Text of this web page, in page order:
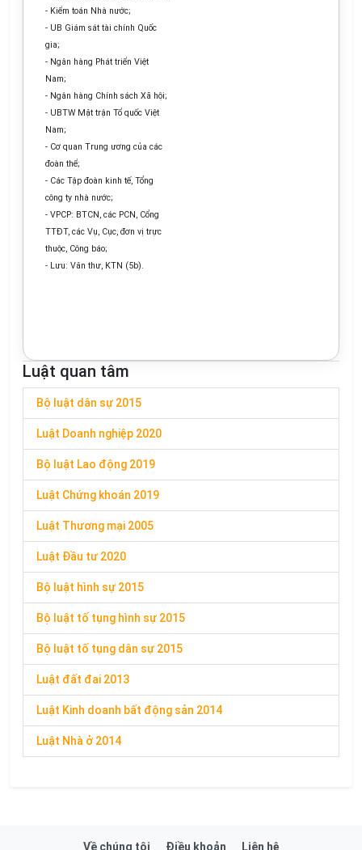
- Kiểm toán Nhà nước;
- UB Giám sát tài chính Quốc
gia;
- Ngân hàng Phát triển Việt
Nam;
- Ngân hàng Chính sách Xã hội;
- UBTW Mặt trận Tổ quốc Việt
Nam;
- Cơ quan Trung ương của các
đoàn thể;
- Các Tập đoàn kinh tế, Tổng
công ty nhà nước;
- VPCP: BTCN, các PCN, Cổng
TTĐT, các Vụ, Cục, đơn vị trực
thuộc, Công báo;
- Lưu: Văn thư, KTN (5b).
Luật quan tâm
Bộ luật dân sự 2015
Luật Doanh nghiệp 2020
Bộ luật Lao động 2019
Luật Chứng khoán 2019
Luật Thương mại 2005
Luật Đầu tư 2020
Bộ luật hình sự 2015
Bộ luật tố tụng hình sự 2015
Bộ luật tố tụng dân sự 2015
Luật đất đai 2013
Luật Kinh doanh bất động sản 2014
Luật Nhà ở 2014
Về chúng tôi Điều khoản Liên hệ